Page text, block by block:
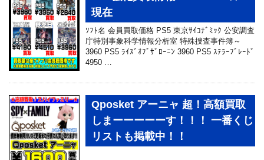
現在
ｿﾌﾄ名 会員買取価格 PS5 東京ｻｲｺﾃﾞﾐｯｸ 公安調査
庁特別事象科学情報分析室 特殊捜査事件簿～
3960 PS5 ﾗｲｽﾞｵﾌﾞｻﾞﾛｰﾆﾝ 3960 PS5 ｽﾃﾗｰﾌﾞﾚｰﾄﾞ
4950 …
Qposket アーニャ 超！高額買取
しまーーーーーす！！！ 一番くじ
リストも掲載中！！